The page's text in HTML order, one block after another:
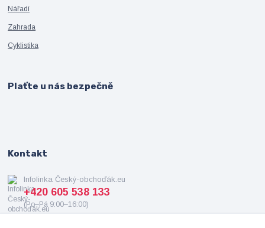
Nářadí
Zahrada
Cyklistika
Plaťte u nás bezpečně
Kontakt
Infolinka Český-obchoďák.eu
+420 605 538 133
(Po–Pá 9:00–16:00)